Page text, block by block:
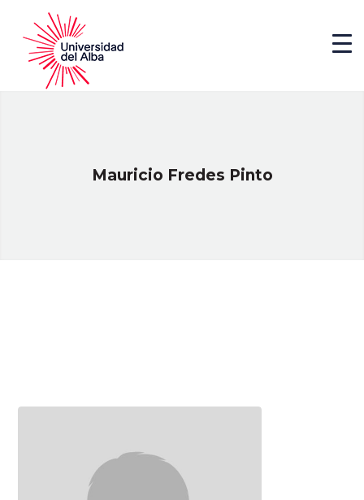
Mauricio Fredes Pinto